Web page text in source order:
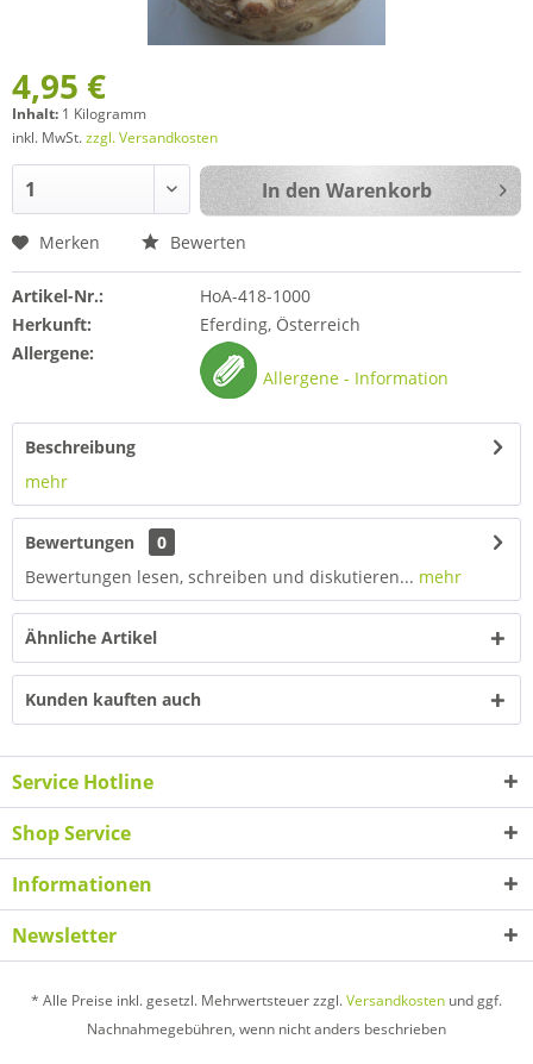
4,95 €
Inhalt: 1 Kilogramm
inkl. MwSt.zzgl. Versandkosten
In den Warenkorb
Merken Bewerten
Artikel-Nr.:
HoA-418-1000
Herkunft:
Eferding, Österreich
Allergene:
Allergene - Information
Beschreibung
mehr
Bewertungen
0
Bewertungen lesen, schreiben und diskutieren... mehr
Ähnliche Artikel
Kunden kauften auch
Service Hotline
Shop Service
Informationen
Newsletter
* Alle Preise inkl. gesetzl. Mehrwertsteuer zzgl.Versandkosten und ggf.
Nachnahmegebühren, wenn nicht anders beschrieben